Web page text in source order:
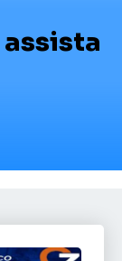
assista